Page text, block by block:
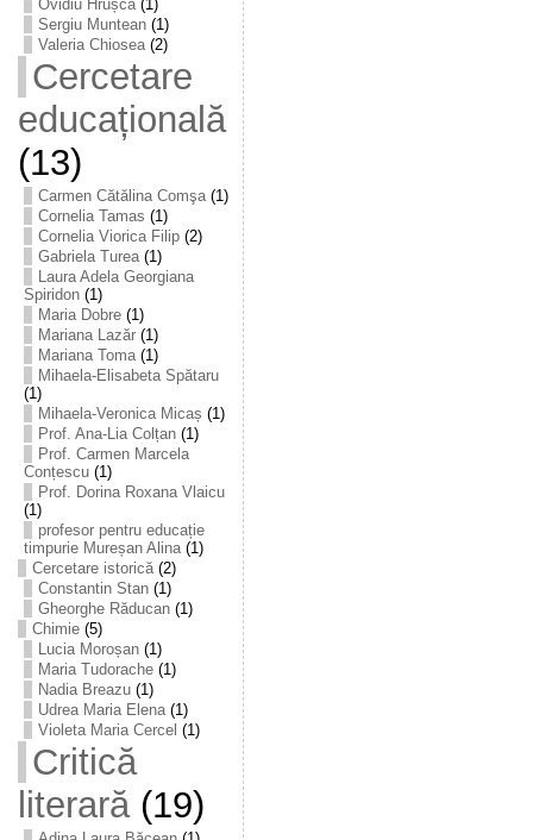
Ovidiu Hrușcă(1)
Sergiu Muntean(1)
Valeria Chiosea(2)
Cercetare
educațională
(13)
Carmen Cătălina Comşa(1)
Cornelia Tamas (1)
Cornelia Viorica Filip(2)
Gabriela Turea(1)
Laura Adela Georgiana
Spiridon(1)
Maria Dobre(1)
Mariana Lazăr(1)
Mariana Toma(1)
Mihaela-Elisabeta Spătaru
(1)
Mihaela-Veronica Micaș (1)
Prof. Ana-Lia Colțan(1)
Prof. Carmen Marcela
Conțescu(1)
Prof. Dorina Roxana Vlaicu
(1)
profesor pentru educație
timpurie Mureșan Alina(1)
Cercetare istorică(2)
Constantin Stan(1)
Gheorghe Răducan(1)
Chimie(5)
Lucia Moroșan(1)
Maria Tudorache(1)
Nadia Breazu(1)
Udrea Maria Elena(1)
Violeta Maria Cercel (1)
Critică
literară(19)